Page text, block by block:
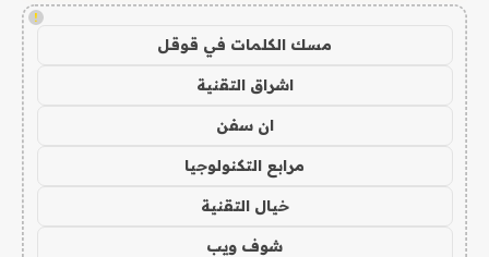
!
مسك الكلمات في قوقل
اشراق التقنية
ان سفن
مرابع التكنولوجيا
خيال التقنية
شوف ويب